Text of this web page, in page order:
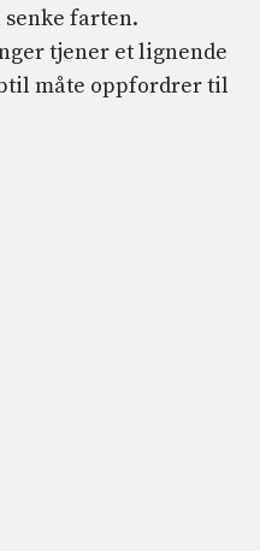
farten.
tjener et lignende
måte oppfordrer til